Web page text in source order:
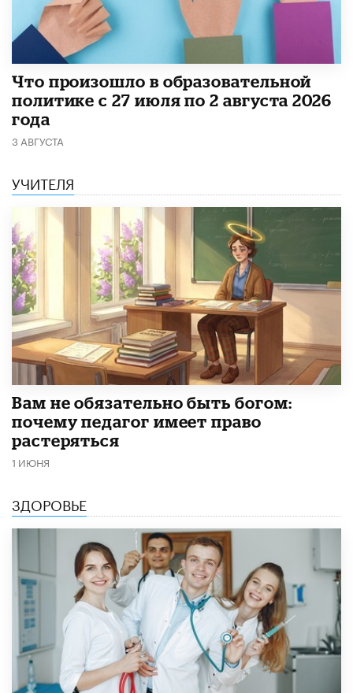
​Что произошло в образовательной
политике с 27 июля по 2 августа 2026
года
3 АВГУСТА
УЧИТЕЛЯ
​Вам не обязательно быть богом:
почему педагог имеет право
растеряться
1 ИЮНЯ
ЗДОРОВЬЕ